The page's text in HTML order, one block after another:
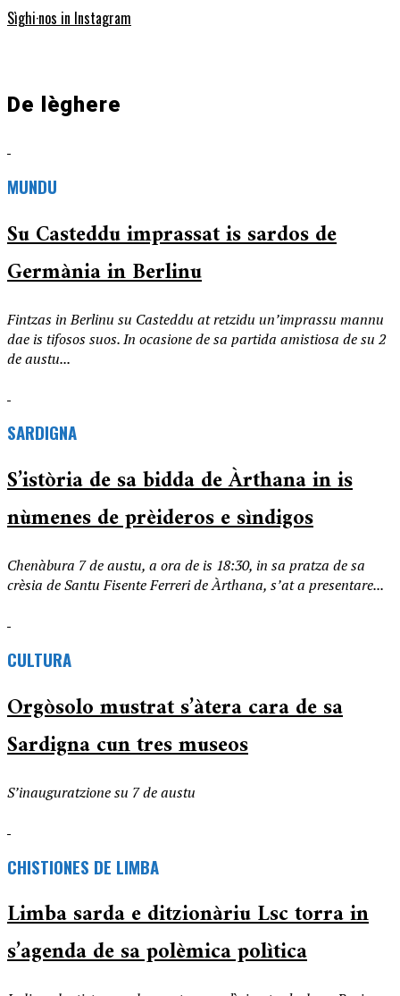
Sìghi·nos in Instagram
De lèghere
MUNDU
Su Casteddu imprassat is sardos de
Germània in Berlinu
Fintzas in Berlinu su Casteddu at retzidu un’imprassu mannu
dae is tifosos suos. In ocasione de sa partida amistiosa de su 2
de austu...
SARDIGNA
S’istòria de sa bidda de Àrthana in is
nùmenes de prèideros e sìndigos
Chenàbura 7 de austu, a ora de is 18:30, in sa pratza de sa
crèsia de Santu Fisente Ferreri de Àrthana, s’at a presentare...
CULTURA
Orgòsolo mustrat s’àtera cara de sa
Sardigna cun tres museos
S’inauguratzione su 7 de austu
CHISTIONES DE LIMBA
Limba sarda e ditzionàriu Lsc torra in
s’agenda de sa polèmica polìtica